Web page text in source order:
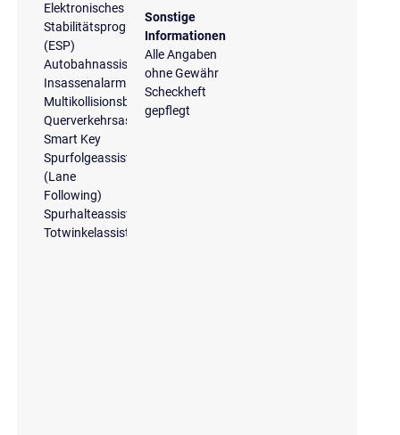
Elektronisches
Stabilitätsprogramm
(ESP)
Autobahnassistent
Insassenalarm
Multikollisionsbremse
Querverkehrsassistent
Smart Key
Spurfolgeassistent
(Lane
Following)
Spurhalteassistent
Totwinkelassistent
Sonstige
Informationen
Alle Angaben
ohne Gewähr
Scheckheft
gepflegt